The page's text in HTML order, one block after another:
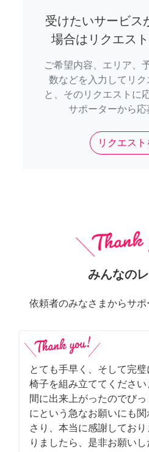
受けたいサービス
場合はリクエス
ご希望内容、エリア、
数などを入力してリ
と、そのリクエストに
サポーターから応
リクエスト
みんなの
依頼者のみなさまからサ
とても手早く、そして完
椅子を組み立ててくださ
間に出来上がったのでび
にという急なお願いにも
さり、本当に感謝してお
りましたら、是非お願い